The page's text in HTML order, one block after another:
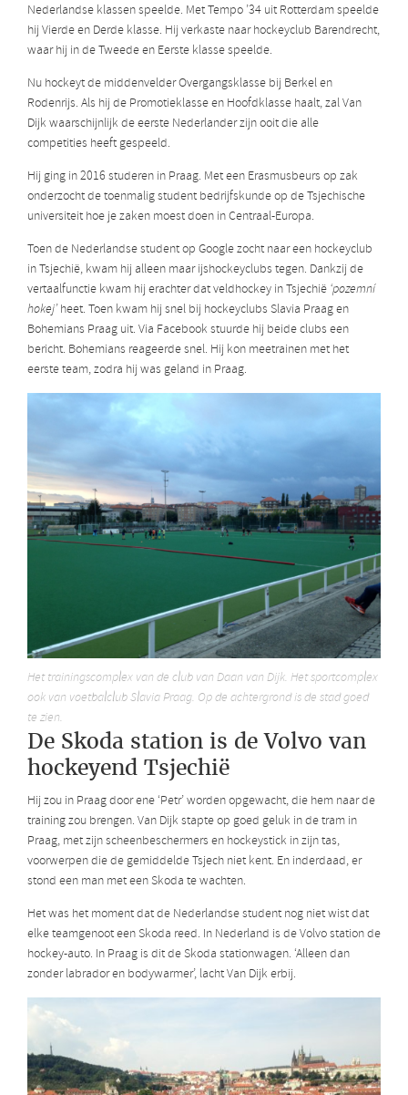
Nederlandse klassen speelde. Met Tempo ’34 uit Rotterdam speelde
hij Vierde en Derde klasse. Hij verkaste naar hockeyclub Barendrecht,
waar hij in de Tweede en Eerste klasse speelde.
Nu hockeyt de middenvelder Overgangsklasse bij Berkel en
Rodenrijs. Als hij de Promotieklasse en Hoofdklasse haalt, zal Van
Dijk waarschijnlijk de eerste Nederlander zijn ooit die alle
competities heeft gespeeld.
Hij ging in 2016 studeren in Praag. Met een Erasmusbeurs op zak
onderzocht de toenmalig student bedrijfskunde op de Tsjechische
universiteit hoe je zaken moest doen in Centraal-Europa.
Toen de Nederlandse student op Google zocht naar een hockeyclub
in Tsjechië, kwam hij alleen maar ijshockeyclubs tegen. Dankzij de
vertaalfunctie kwam hij erachter dat veldhockey in Tsjechië ‘pozemní
hokej’heet. Toen kwam hij snel bij hockeyclubs Slavia Praag en
Bohemians Praag uit. Via Facebook stuurde hij beide clubs een
bericht. Bohemians reageerde snel. Hij kon meetrainen met het
eerste team, zodra hij was geland in Praag.
Het trainingscomplex van de club van Daan van Dijk. Het sportcomplex
ook van voetbalclub Slavia Praag. Op de achtergrond is de stad goed
te zien.
De Skoda station is de Volvo van
hockeyend Tsjechië
Hij zou in Praag door ene ‘Petr’ worden opgewacht, die hem naar de
training zou brengen. Van Dijk stapte op goed geluk in de tram in
Praag, met zijn scheenbeschermers en hockeystick in zijn tas,
voorwerpen die de gemiddelde Tsjech niet kent. En inderdaad, er
stond een man met een Skoda te wachten.
Het was het moment dat de Nederlandse student nog niet wist dat
elke teamgenoot een Skoda reed. In Nederland is de Volvo station de
hockey-auto. In Praag is dit de Skoda stationwagen. ‘Alleen dan
zonder labrador en bodywarmer’, lacht Van Dijk erbij.